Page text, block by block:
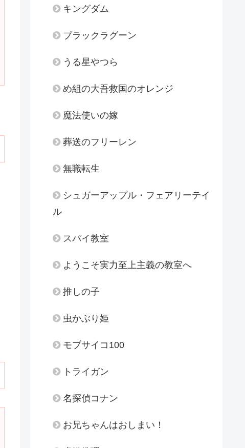
キングダム
ブラックラグーン
うる星やつら
め組の大吾救国のオレンジ
魔法使いの嫁
葬送のフリーレン
無職転生
シュガーアップル・フェアリーテイ
ル
スパイ教室
ようこそ実力至上主義の教室へ
推しの子
虫かぶり姫
モブサイコ100
トライガン
名探偵コナン
お兄ちゃんはおしまい！